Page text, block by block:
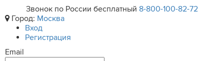
Звонок по России бесплатный 8-800-100-82-72
Город: Москва
Вход
Регистрация
Email